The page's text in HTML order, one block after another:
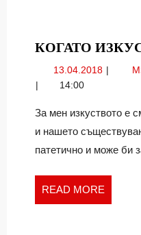
КОГАТО
13.04.2018
14:00
За мен изкуството е
и нашето
патетично и може би
READ MORE
MORE